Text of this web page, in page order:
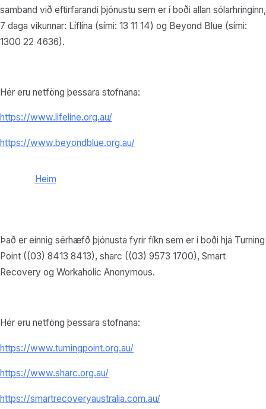
samband við eftirfarandi þjónustu sem er í boði allan sólarhringinn,
7 daga vikunnar: Líflína (sími: 13 11 14) og Beyond Blue (sími:
1300 22 4636).
Hér eru netföng þessara stofnana:
https://www.lifeline.org.au/
https://www.beyondblue.org.au/
Heim
Það er einnig sérhæfð þjónusta fyrir fíkn sem er í boði hjá Turning
Point ((03) 8413 8413), sharc ((03) 9573 1700), Smart
Recovery og Workaholic Anonymous.
Hér eru netföng þessara stofnana:
https://www.turningpoint.org.au/
https://www.sharc.org.au/
https://smartrecoveryaustralia.com.au/